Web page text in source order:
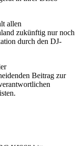
allen
zukünftig nur noch
durch den DJ-
Beitrag zur